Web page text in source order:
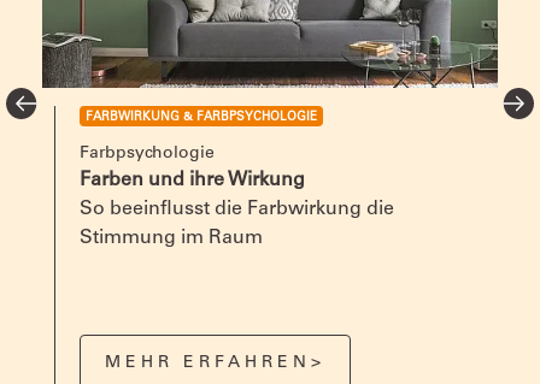
FARBWIRKUNG & FARBPSYCHOLOGIE
Farbpsychologie
Farben und ihre Wirkung
So beeinflusst die Farbwirkung die
Stimmung im Raum
MEHR ERFAHREN>